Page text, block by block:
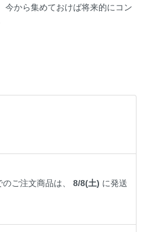
今から集めておけば将来的にコン
のご注文商品は、8/8(土) に発送